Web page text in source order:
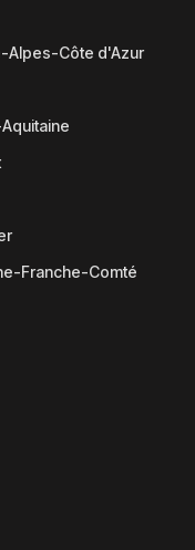
Alpes-Côte d'Azur
Franche-Comté